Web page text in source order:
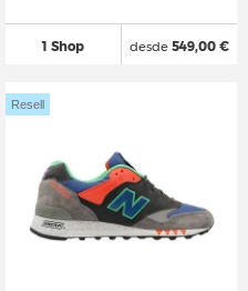
1 Shop desde549,00 €
Resell